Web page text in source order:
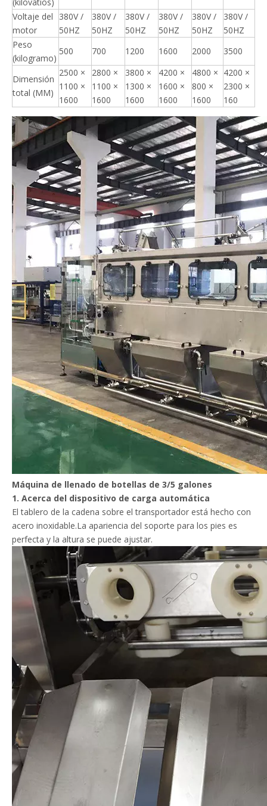
Voltaje del
motor
380V /
50HZ
380V /
50HZ
380V /
50HZ
380V /
50HZ
380V /
50HZ
380V /
50HZ
Peso
(kilogramo)
500 700 1200 1600 2000 3500
Dimensión
total (MM)
2500 ×
1100 ×
1600
2800 ×
1100 ×
1600
3800 ×
1300 ×
1600
4200 ×
1600 ×
1600
4800 ×
800 ×
1600
4200 ×
2300 ×
160
Máquina de llenado de botellas de 3/5 galones
1. Acerca del dispositivo de carga automática
El tablero de la cadena sobre el transportador está hecho con
acero inoxidable.La apariencia del soporte para los pies es
perfecta y la altura se puede ajustar.